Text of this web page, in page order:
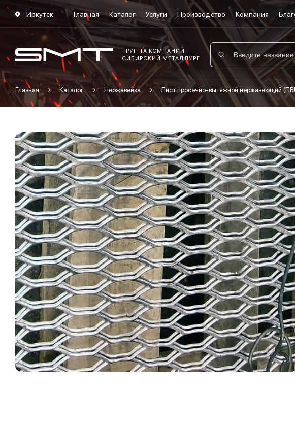
Иркутск Главная Каталог Услуги Производство Компания
ГРУППА КОМПАНИЙ
СИБИРСКИЙ МЕТАЛЛУРГ
Главная Каталог Нержавейка Лист просечно-вытяжной нержавеющий